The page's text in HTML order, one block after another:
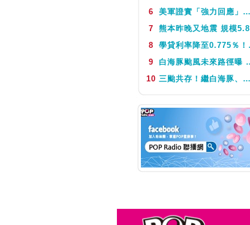
6
美軍證實「強力回應」伊朗飛彈襲擊 國際油價急漲後仍守穩90美元之上
7
熊本昨晚又地震 規模5.8深度極淺 最大震度5弱、氣象廳籲留意餘震
8
學貸利率降至0.775％！台銀8月1日起受理申請 寬限期延長2年
9
白海豚颱風未來路徑曝 今體感飆39度 午後山區防大雨
10 三颱共存！繼白海豚、鯨魚後昌鴻颱風生成 氣象署揭對台影響